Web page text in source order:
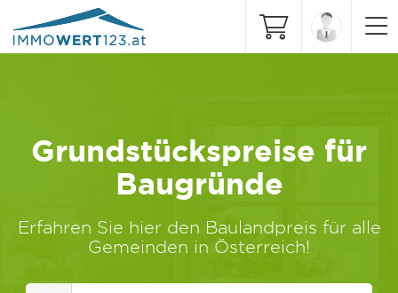
Grundstückspreise für
Baugründe
Erfahren Sie hier den Baulandpreis für alle
Gemeinden in Österreich!